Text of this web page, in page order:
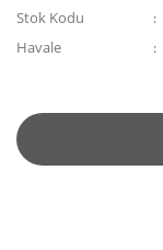
Stok Kodu
Havale